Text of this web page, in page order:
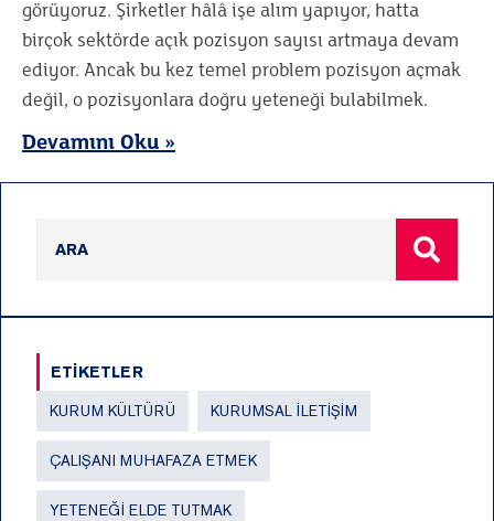
görüyoruz. Şirketler hâlâ işe alım yapıyor, hatta
birçok sektörde açık pozisyon sayısı artmaya devam
ediyor. Ancak bu kez temel problem pozisyon açmak
değil, o pozisyonlara doğru yeteneği bulabilmek.
Devamını Oku »
ETİKETLER
KURUM KÜLTÜRÜ
KURUMSAL İLETIŞIM
ÇALIŞANI MUHAFAZA ETMEK
YETENEĞI ELDE TUTMAK